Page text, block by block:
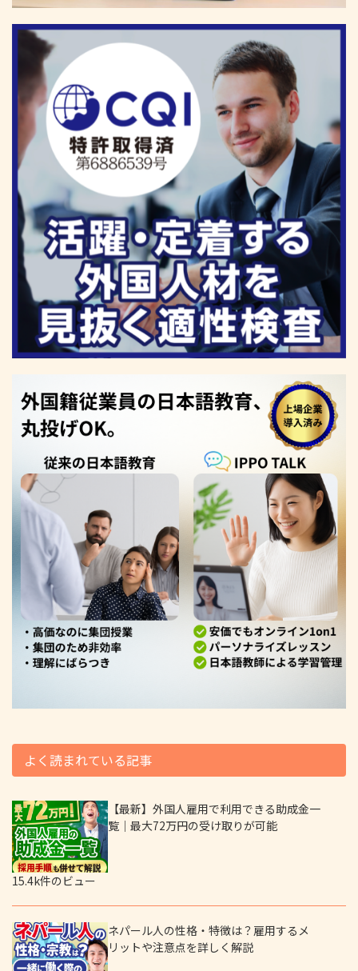
よく読まれている記事
【最新】外国人雇用で利用できる助成金一
覧｜最大72万円の受け取りが可能
15.4k件のビュー
ネパール人の性格・特徴は？雇用するメ
リットや注意点を詳しく解説